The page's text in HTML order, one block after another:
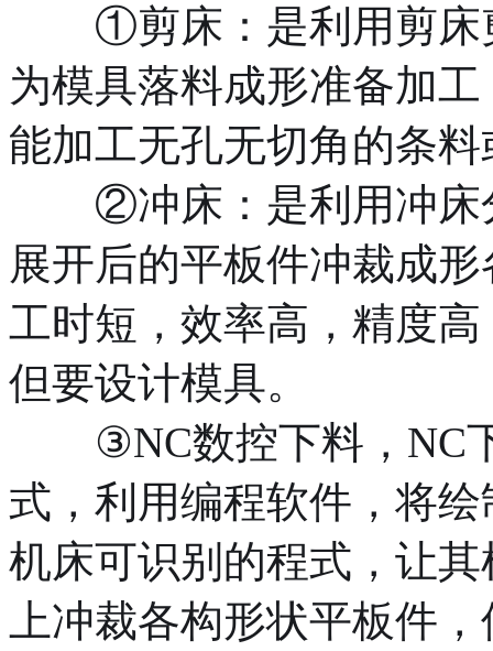
①剪床：是利用剪床
为模具落料成形准备加
能加工无孔无切角的条
②冲床：是利用冲床
展开后的平板件冲裁成
工时短，效率高，精度
但要设计模具。
③NC数控下料，NC下
式，利用编程软件，将
机床可识别的程式，让
上冲裁各构形状平板件